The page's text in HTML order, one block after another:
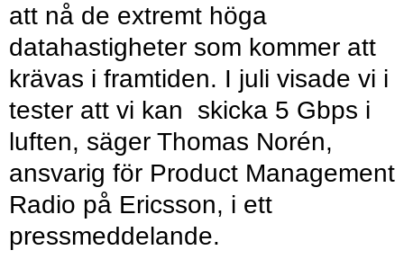
att nå de extremt höga
datahastigheter som kommer att
krävas i framtiden. I juli visade vi i
tester att vi kan skicka 5 Gbps i
luften, säger Thomas Norén,
ansvarig för Product Management
Radio på Ericsson, i ett
pressmeddelande.